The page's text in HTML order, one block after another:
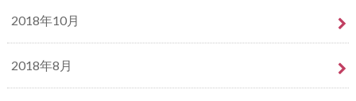
2018年10月
2018年8月